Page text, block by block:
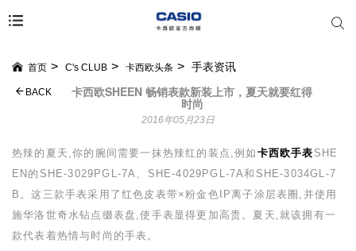
首页 C's CLUB 卡西欧头条 手表资讯
卡西欧SHEEN 畅销表款新装上市，夏天就要红得
时尚
BACK
2016年05月23日
热辣的夏天,你的腕间需要一抹热辣红的装点,例如 卡西欧手表 SHE
EN 的 SHE-3029PGL-7A、 SHE-4029PGL-7A和 SHE-3034GL-7
B 。这三款手表采用了红色皮表带×粉金色 IP离子涂层表圈,并使用
施华洛世奇水钻点缀表盘,使手表显得更加高贵。夏天,就该拥有一
款代表着热情与时尚的手表。